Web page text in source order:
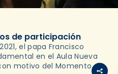
de participación
el papa Francisco
en el Aula Nueva
motivo del Momento de